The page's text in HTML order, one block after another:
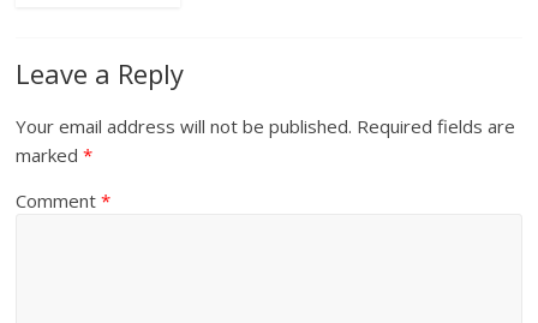
Leave a Reply
Your email address will not be published. Required fields are
marked*
Comment*